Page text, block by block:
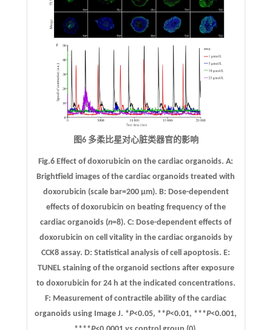
图6 多柔比星对心脏类器官的影响
Fig.6 Effect of doxorubicin on the cardiac organoids.A:
Brightfield images of the cardiac organoids treated with
doxorubicin (scale bar=200 μm). B: Dose-dependent
effects of doxorubicin on beating frequency of the
cardiac organoids (n=8).C: Dose-dependent effects of
doxorubicin on cell vitality in the cardiac organoids by
CCK8 assay.D: Statistical analysis of cell apoptosis.E:
TUNEL staining of the organoid sections after exposure
to doxorubicin for 24 h at the indicated concentrations.
F: Measurement of contractile ability of the cardiac
organoids using Image J. *P<0.05, **P<0.01, ***P<0.001,